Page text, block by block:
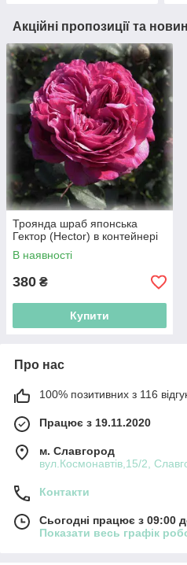
Акційні пропозиції та
Троянда шраб японська
Гектор (Hector) в контейнері
В наявності
380 ₴
Купити
Про нас
100% позитивних з 116
Працює з 19.11.2020
м. Славгород
вул.Космонавтів,15/2,
Контакти
Сьогодні працює з 09:00
Показати весь графік